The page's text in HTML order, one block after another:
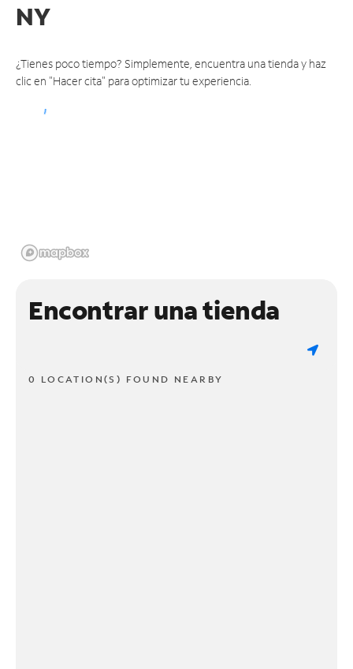
NY
¿Tienes poco tiempo? Simplemente, encuentra una tienda y haz
clic en "Hacer cita" para optimizar tu experiencia.
Encontrar una tienda
0 LOCATION(S) FOUND NEARBY